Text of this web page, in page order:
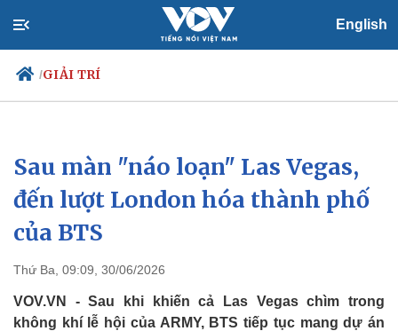
English
/GIẢI TRÍ
Chính trị
Đảng
Tổ chức nhân sự
Quốc hội
Xã hội
Tin 24h
Dự báo thời tiết
Sau màn "náo loạn" Las Vegas,
đến lượt London hóa thành phố
của BTS
Thứ Ba, 09:09, 30/06/2026
VOV.VN - Sau khi khiến cả Las Vegas chìm trong
không khí lễ hội của ARMY, BTS tiếp tục mang dự án